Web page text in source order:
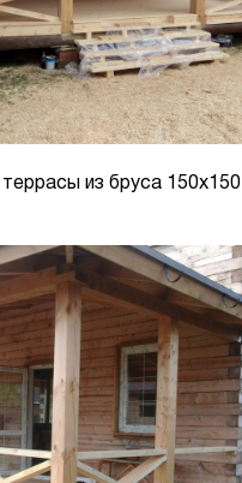
из бруса 150х150